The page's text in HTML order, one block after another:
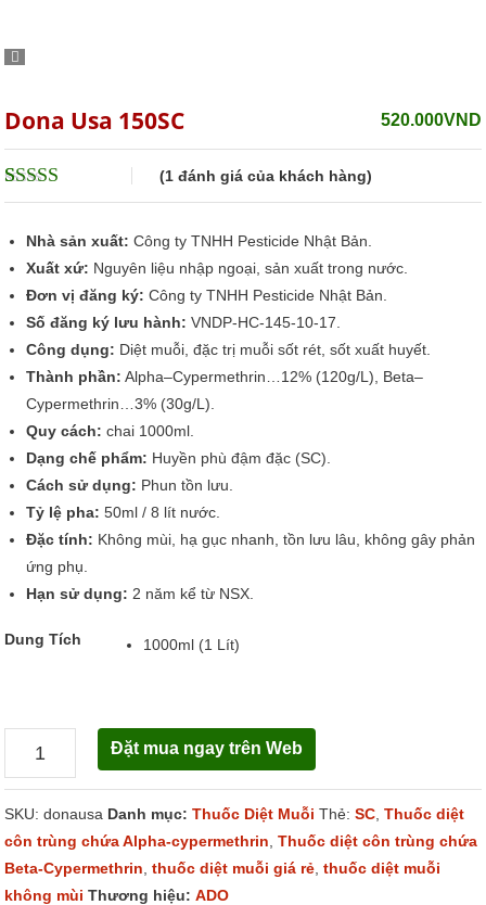
Dona Usa 150SC 520.000VND
5trên 5 dựa
1
(1đánh giá của khách hàng)
Nhà sản xuất: Công ty TNHH Pesticide Nhật Bản.
Xuất xứ: Nguyên liệu nhập ngoại, sản xuất trong nước.
Đơn vị đăng ký: Công ty TNHH Pesticide Nhật Bản.
Số đăng ký lưu hành: VNDP-HC-145-10-17.
Công dụng: Diệt muỗi, đặc trị muỗi sốt rét, sốt xuất huyết.
Thành phần: Alpha–Cypermethrin…12% (120g/L), Beta–
Cypermethrin…3% (30g/L).
Quy cách: chai 1000ml.
Dạng chế phẩm: Huyền phù đậm đặc (SC).
Cách sử dụng: Phun tồn lưu.
Tỷ lệ pha: 50ml / 8 lít nước.
Đặc tính: Không mùi, hạ gục nhanh, tồn lưu lâu, không gây phản
ứng phụ.
Hạn sử dụng: 2 năm kể từ NSX.
Dung Tích 1000ml (1 Lít)
Dona
Usa
150SC
số
lượng
Đặt mua ngay trên Web
SKU:donausa Danh mục:Thuốc Diệt Muỗi Thẻ:SC ,Thuốc diệt
côn trùng chứa Alpha-cypermethrin ,Thuốc diệt côn trùng chứa
Beta-Cypermethrin ,thuốc diệt muỗi giá rẻ ,thuốc diệt muỗi
không mùi Thương hiệu:ADO